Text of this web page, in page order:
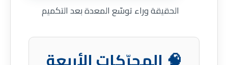
الحقيقة وراء توسّع المعدة بعد التكميم